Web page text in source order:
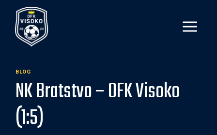
content
BLOG
NK Bratstvo – OFK Visoko
(1:5)